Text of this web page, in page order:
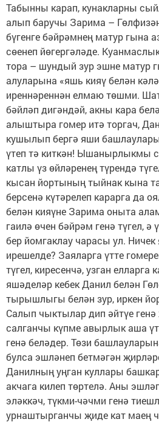
Табынны карап, кунакларны
алып баручы Зарима –
бүгенге бәйрәмнең матур гына
сөенеп йөгергәләде.
тора – шундый зур эшне матур
алуларына «яшь кияү белән
иреннәреннән елмаю төшми.
бәйләп дигәндәй, акны кара
алыштыра гомер итә торгач,
кушылып бергә яши
үтеп тә киткән! Ышанырлыкмы
катлы үз өйләренең түрендә
кысан йортының тыйнак кына
берсенә күтәрелеп карарга да
белән кияүне Зарима оныта
гаилә өчен бәйрәм генә түгел,
бер йомгаклау чарасы ул.
ирешелде? Заяларга үтте
түгел, киресенчә, узган
яшәделәр кебек Данил белән
тырышлыгы белән зур, иркен
Салып чыктылар дип әйтүе
салганчы күпме авырлык аша
генә беләдер. Төзи
булса эшләнеп бетмәгән
Данилның уңган куллары
акчага килеп төртелә. Аны
эләккәч, түкми-чәчми генә
урнаштырганчы җиде кат маең